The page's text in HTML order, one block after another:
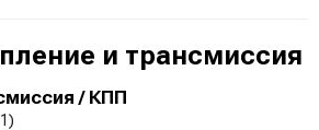
и трансмиссия
/ КПП